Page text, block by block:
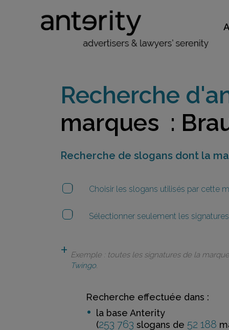
Recherche
marques :
Recherche de slogans dont la
Choisir les slogans utilisés par cette
Sélectionner seulement les
Exemple : toutes les signatures de la marque
Twingo.
Recherche effectuée dans :
la base Anterity
(253 763 slogans de 52 188